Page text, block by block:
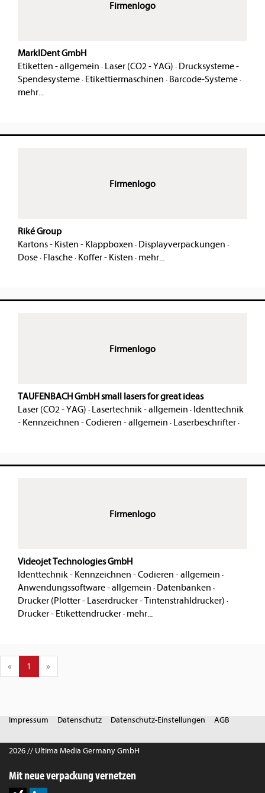
Firmenlogo
MarkIDent GmbH
Etiketten - allgemein · Laser (CO2 - YAG) · Drucksysteme -
Spendesysteme· Etikettiermaschinen · Barcode-Systeme·
mehr...
Firmenlogo
Riké Group
Kartons - Kisten - Klappboxen · Displayverpackungen ·
Dose· Flasche· Koffer - Kisten · mehr...
Firmenlogo
TAUFENBACH GmbH small lasers for great ideas
Laser (CO2 - YAG) · Lasertechnik - allgemein · Identtechnik
- Kennzeichnen - Codieren - allgemein · Laserbeschrifter·
Firmenlogo
Videojet Technologies GmbH
Identtechnik - Kennzeichnen - Codieren - allgemein ·
Anwendungssoftware - allgemein · Datenbanken ·
Drucker (Plotter - Laserdrucker - Tintenstrahldrucker) ·
Drucker - Etikettendrucker· mehr...
« 1 »
Impressum Datenschutz Datenschutz-Einstellungen AGB
2026 // Ultima Media Germany GmbH
Mit neue verpackung vernetzen